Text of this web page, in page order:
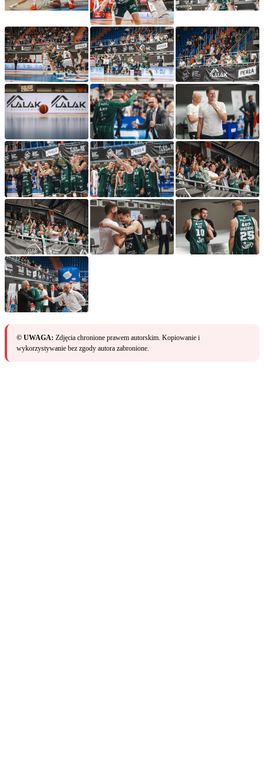
© UWAGA: Zdjęcia chronione prawem autorskim. Kopiowanie i
wykorzystywanie bez zgody autora zabronione.